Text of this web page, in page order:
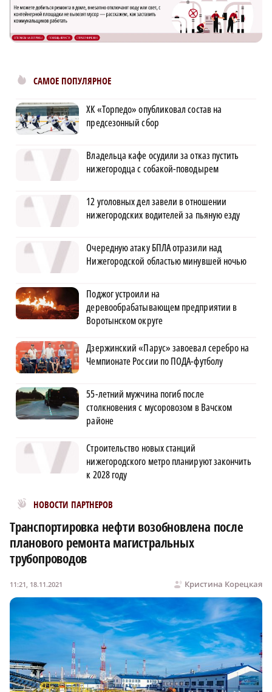
САМОЕ ПОПУЛЯРНОЕ
ХК «Торпедо» опубликовал состав на
предсезонный сбор
Владельца кафе осудили за отказ пустить
нижегородца с собакой-поводырем
12 уголовных дел завели в отношении
нижегородских водителей за пьяную езду
Очередную атаку БПЛА отразили над
Нижегородской областью минувшей ночью
Поджог устроили на
деревообрабатывающем предприятии в
Воротынском округе
Дзержинский «Парус» завоевал серебро на
Чемпионате России по ПОДА-футболу
55-летний мужчина погиб после
столкновения с мусоровозом в Вачском
районе
Строительство новых станций
нижегородского метро планируют закончить
к 2028 году
НОВОСТИ ПАРТНЕРОВ
Новости МирТесен
Транспортировка нефти возобновлена после
планового ремонта магистральных
трубопроводов
Кристина Корецкая
11:21, 18.11.2021